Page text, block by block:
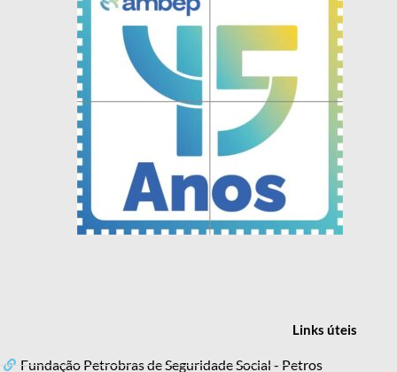
Linksúteis
Fundação Petrobras de Seguridade Social - Petros